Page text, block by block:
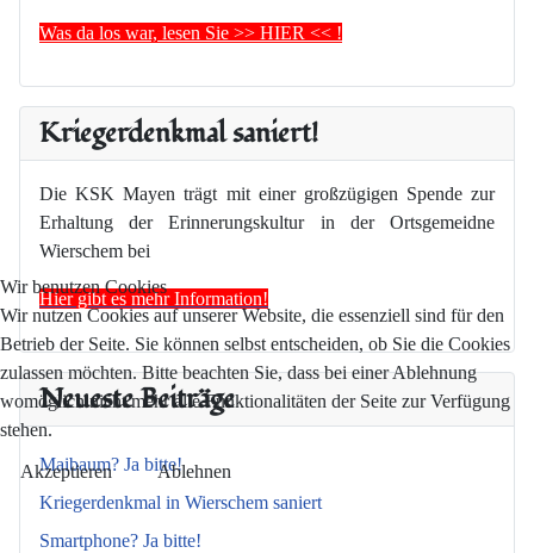
Was da los war, lesen Sie >> HIER << !
Kriegerdenkmal saniert!
Die KSK Mayen trägt mit einer großzügigen Spende zur
Erhaltung der Erinnerungskultur in der Ortsgemeidne
Wierschem bei
Hier gibt es mehr Information!
Neueste Beiträge
Maibaum? Ja bitte!
Kriegerdenkmal in Wierschem saniert
Smartphone? Ja bitte!
Wir benutzen Cookies
Wir nutzen Cookies auf unserer Website, die essenziell sind für den
Betrieb der Seite. Sie können selbst entscheiden, ob Sie die Cookies
zulassen möchten. Bitte beachten Sie, dass bei einer Ablehnung
womöglich nicht mehr alle Funktionalitäten der Seite zur Verfügung
stehen.
Akzeptieren Ablehnen